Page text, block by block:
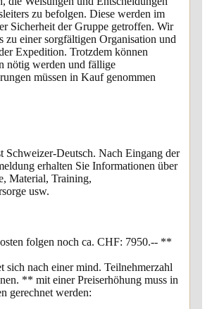
zu befolgen. Diese werden im
Sicherheit der Gruppe getroffen. Wir
zu einer sorgfältigen Organisation und
Expedition. Trotzdem können
nötig werden und fällige
müssen in Kauf genommen
Schweizer-Deutsch. Nach Eingang der
erhalten Sie Informationen über
Material, Training,
usw.
folgen noch ca. CHF: 7950.-- **
sich nach einer mind. Teilnehmerzahl
** mit einer Preiserhöhung muss in
gerechnet werden: